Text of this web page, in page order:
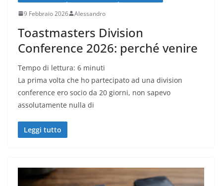
9 Febbraio 2026 Alessandro
Toastmasters Division
Conference 2026: perché venire
Tempo di lettura: 6 minuti
La prima volta che ho partecipato ad una division
conference ero socio da 20 giorni, non sapevo
assolutamente nulla di
Leggi tutto